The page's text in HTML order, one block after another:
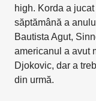
high. Korda a
săptămână a
Bautista Agut,
americanul a avut
Djokovic, dar a
din urmă.